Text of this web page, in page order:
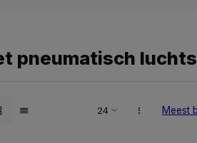
pneumatisch
Meest